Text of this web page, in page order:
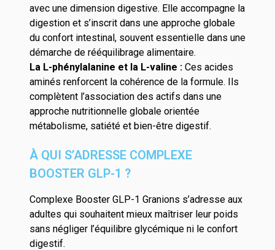
avec une dimension digestive. Elle accompagne la
digestion et s’inscrit dans une approche globale
du confort intestinal, souvent essentielle dans une
démarche de rééquilibrage alimentaire.
La L-phénylalanine et la L-valine : Ces acides
aminés renforcent la cohérence de la formule. Ils
complètent l’association des actifs dans une
approche nutritionnelle globale orientée
métabolisme, satiété et bien-être digestif.
À QUI S’ADRESSE COMPLEXE
BOOSTER GLP-1 ?
Complexe Booster GLP-1 Granions s’adresse aux
adultes qui souhaitent mieux maîtriser leur poids
sans négliger l’équilibre glycémique ni le confort
digestif.